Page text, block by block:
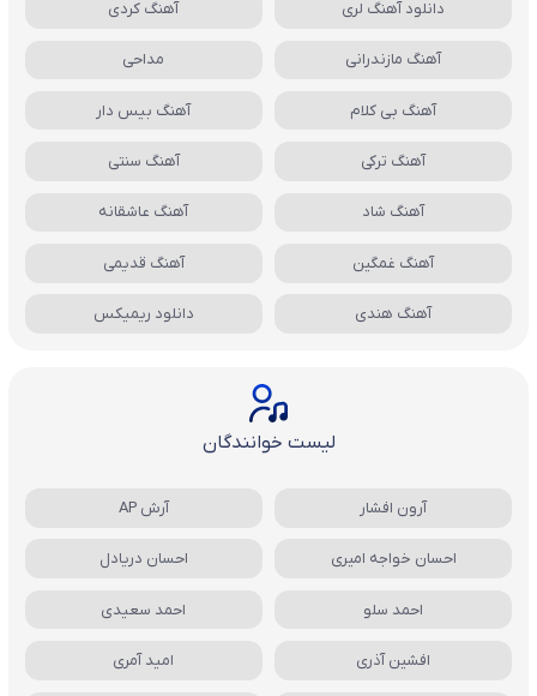
دانلود آهنگ لری آهنگ کردی
آهنگ مازندرانی مداحی
آهنگ بی کلام آهنگ بیس دار
آهنگ ترکی آهنگ سنتی
آهنگ شاد آهنگ عاشقانه
آهنگ غمگین آهنگ قدیمی
آهنگ هندی دانلود ریمیکس
لیست خوانندگان
آرون افشار آرش AP
احسان خواجه امیری احسان دریادل
احمد سلو احمد سعیدی
افشین آذری امید آمری